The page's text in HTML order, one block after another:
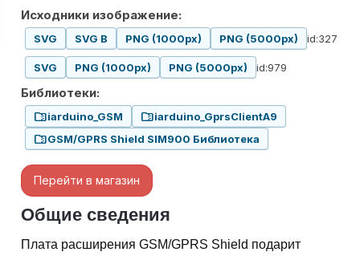
Исходники изображение:
SVG SVG B PNG (1000px) PNG (5000px) id:327
SVG PNG (1000px) PNG (5000px) id:979
Библиотеки:
folder_zipiarduino_GSM folder_zipiarduino_GprsClientA9
folder_zipGSM/GPRS Shield SIM900 Библиотека
Перейти в магазин
Общие сведения
Плата расширения GSM/GPRS Shield подарит